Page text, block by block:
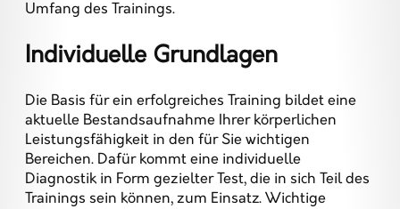
Umfang des Trainings.
Individuelle Grundlagen
Die Basis für ein erfolgreiches Training bildet eine
aktuelle Bestandsaufnahme Ihrer körperlichen
Leistungsfähigkeit in den für Sie wichtigen
Bereichen. Dafür kommt eine individuelle
Diagnostik in Form gezielter Test, die in sich Teil des
Trainings sein können, zum Einsatz. Wichtige